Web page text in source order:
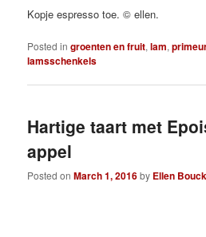
Kopje espresso toe. © ellen.
Posted in groenten en fruit,lam,
lamsschenkels
Hartige taart met
appel
Posted onMarch 1, 2016by Ellen